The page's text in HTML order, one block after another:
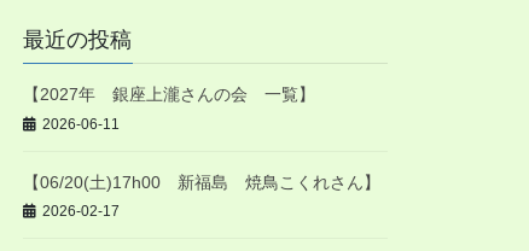
最近の投稿
【2027年 銀座上瀧さんの会 一覧】
2026-06-11
【06/20(土)17h00 新福島 焼鳥こくれさん】
2026-02-17